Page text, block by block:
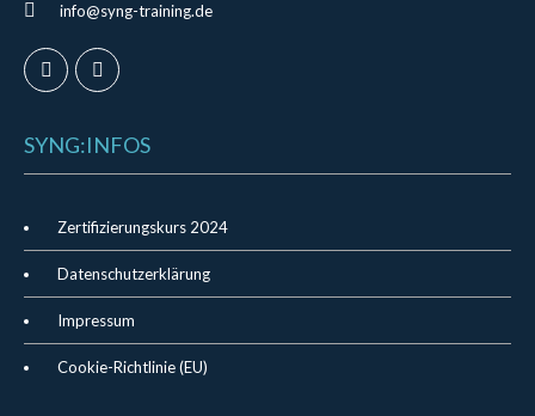
info@syng-training.de
SYNG:INFOS
Zertifizierungskurs 2024
Datenschutzerklärung
Impressum
Cookie-Richtlinie (EU)